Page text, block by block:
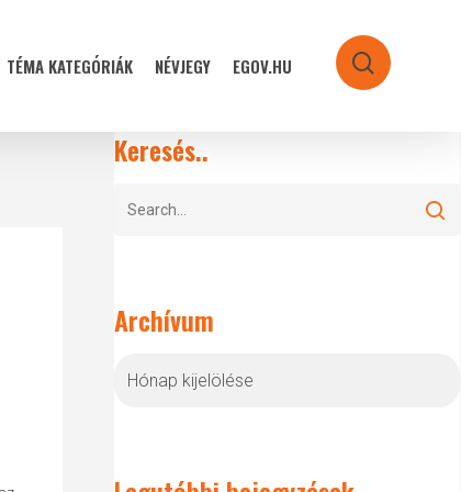
TÉMA KATEGÓRIÁK NÉVJEGY EGOV.HU search
Keresés..
Archívum